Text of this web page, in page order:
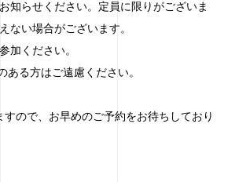
知らせください。定員に限りがございま
ない場合がございます。
加ください。
ある方はご遠慮ください。
すので、お早めのご予約をお待ちしており